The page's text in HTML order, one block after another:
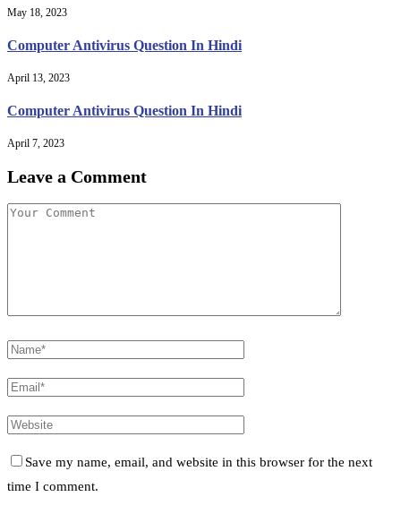
May 18, 2023
Computer Antivirus Question In Hindi
April 13, 2023
Computer Antivirus Question In Hindi
April 7, 2023
Leave a Comment
Save my name, email, and website in this browser for the next
time I comment.